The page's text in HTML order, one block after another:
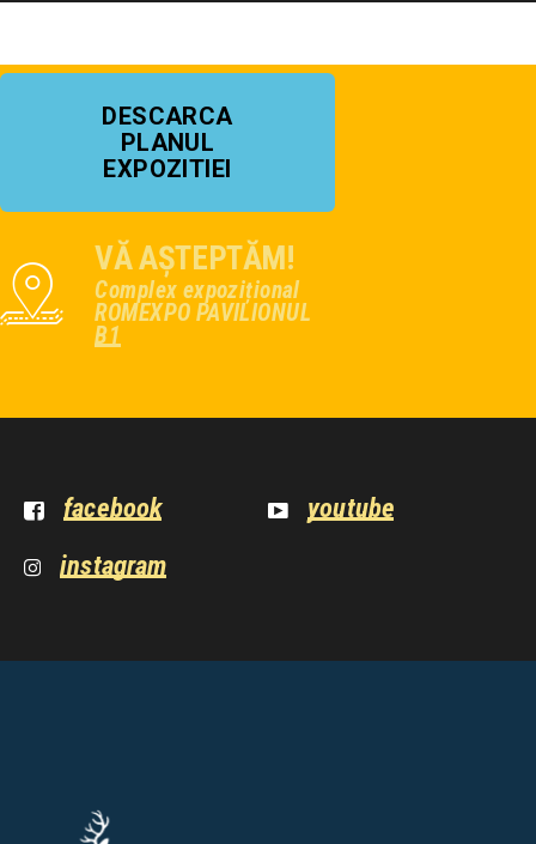
DESCARCA
PLANUL
EXPOZITIEI
VĂ AȘTEPTĂM!
Complex expozițional
ROMEXPO PAVILIONUL
B1
facebook
youtube
instagram